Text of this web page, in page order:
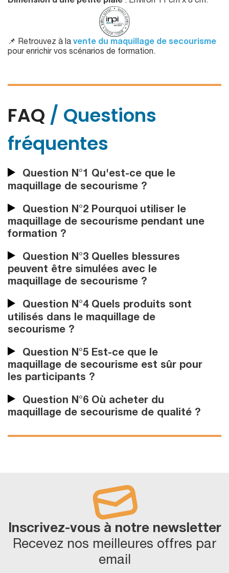
📌 Retrouvez à la vente du maquillage de secourisme
pour enrichir vos scénarios de formation.
FAQ / Questions
fréquentes
Question N°1 Qu'est-ce que le
maquillage de secourisme ?
Question N°2 Pourquoi utiliser le
maquillage de secourisme pendant une
formation ?
Question N°3 Quelles blessures
peuvent être simulées avec le
maquillage de secourisme ?
Question N°4 Quels produits sont
utilisés dans le maquillage de
secourisme ?
Question N°5 Est-ce que le
maquillage de secourisme est sûr pour
les participants ?
Question N°6 Où acheter du
maquillage de secourisme de qualité ?
Inscrivez-vous à notre newsletter
Recevez nos meilleures offres par
email